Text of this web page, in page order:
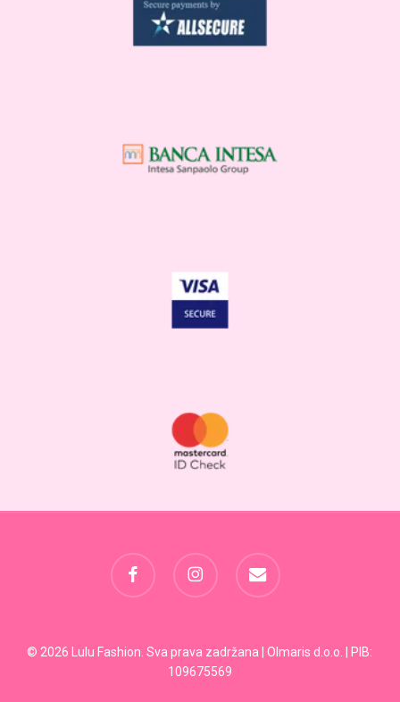
facebook instagram email
© 2026 Lulu Fashion. Sva prava zadržana | Olmaris d.o.o. | PIB:
109675569